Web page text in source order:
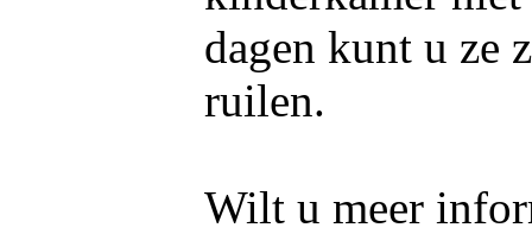
dagen kunt u ze
ruilen.
Wilt u meer